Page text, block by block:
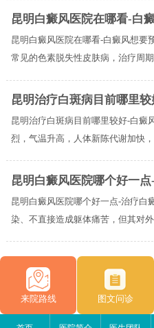
昆明白癜风医院在哪看-白
昆明白癜风医院在哪看-白癜风想要
常见的色素脱失性皮肤病，治疗周
昆明治疗白斑病目前哪里
昆明治疗白斑病目前哪里较好-白癜
烈，气温升高，人体新陈代谢加快，
昆明白癜风医院哪个好一
昆明白癜风医院哪个好一点-治疗白
染、不直接造成躯体痛苦，但其对外
来院路线 图文问诊